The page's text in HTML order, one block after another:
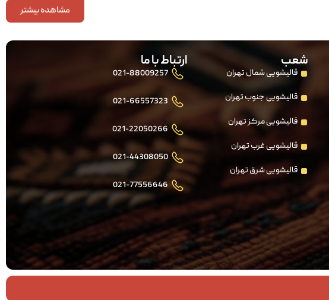
مشاهده بیشتر
شعب
قالیشویی شمال تهران
قالیشویی جنوب تهران
قالیشویی مرکز تهران
قالیشویی غرب تهران
قالیشویی شرق تهران
ارتباط با ما
021-88009257
021-66557323
021-22050266
021-44308050
021-77556646